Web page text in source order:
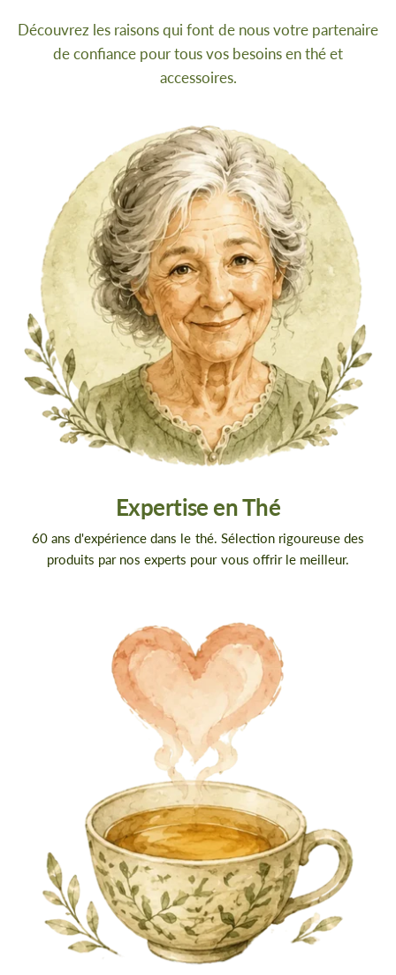
Découvrez les raisons qui font de nous votre partenaire
de confiance pour tous vos besoins en thé et
accessoires.
Expertise en Thé
60 ans d'expérience dans le thé. Sélection rigoureuse des
produits par nos experts pour vous offrir le meilleur.